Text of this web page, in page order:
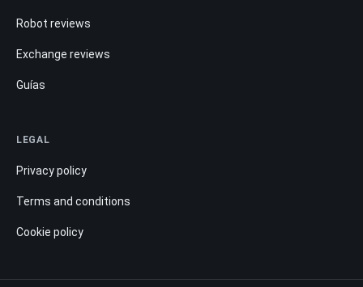
Robot reviews
Exchange reviews
Guías
LEGAL
Privacy policy
Terms and conditions
Cookie policy